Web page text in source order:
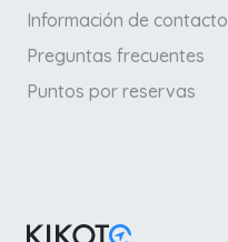
Información de contacto
Preguntas frecuentes
Puntos por reservas